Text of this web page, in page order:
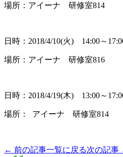
場所：アイーナ 研修室814
日時：2018/4/10(火) 14:00～
場所：アイーナ 研修室816
日時：2018/4/19(木) 13:00～
場所： アイーナ 研修室814
← 前の記事一覧に戻る次の記事